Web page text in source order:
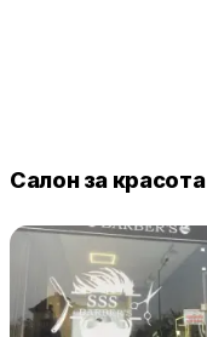
Салон за красота